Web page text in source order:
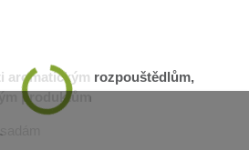
aromatickým rozpouštědlům,
produktům